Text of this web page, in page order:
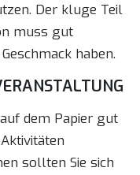
Der kluge Teil
muss gut
haben.
dem Papier gut
sollten Sie sich